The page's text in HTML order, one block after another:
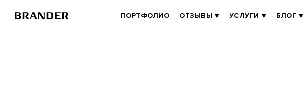
BRANDER
ПОРТФОЛИО ОТЗЫВЫ УСЛУГИ БЛОГ